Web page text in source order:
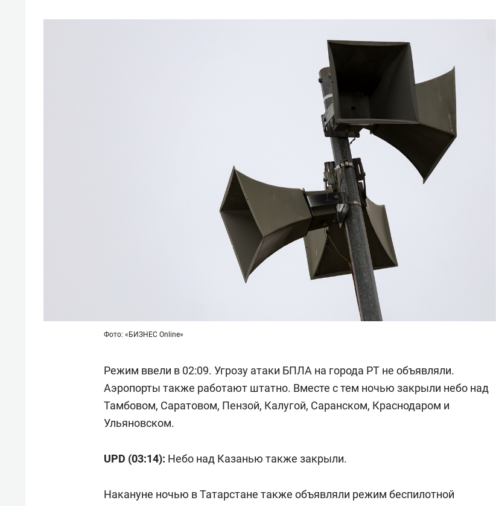
Фото: «БИЗНЕС Online»
Режим ввели в 02:09. Угрозу атаки БПЛА на города РТ не объявляли.
Аэропорты также работают штатно. Вместе с тем ночью закрыли небо над
Тамбовом, Саратовом, Пензой, Калугой, Саранском, Краснодаром и
Ульяновском.
UPD (03:14): Небо над Казанью также закрыли.
Накануне ночью в Татарстане также объявляли режим беспилотной